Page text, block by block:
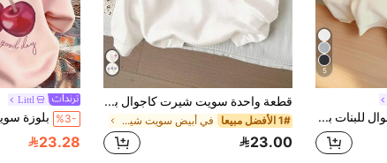
5
1 قطعة بلوزة كاجوال للبنات بطبعة الكرز على الرقبة المستديرة، بأكمام طويلة سميكة لطالبة في فصل الخريف/الشتاء
قطعة واحدة سويت شيرت كاجوال بأكمام طويلة مطرز بنمط فيونكة باللونين الأبيض والوردي للفتيات المراهقات، ملابس مدرسية لطيفة للعودة إلى المدرسة، سويت شيرت خريفي مريح وناعم
1# الأفضل مبيعا في أبيض سويت شيرتات للفتيات المراهقات
23.00
Littl
%3-
23.28